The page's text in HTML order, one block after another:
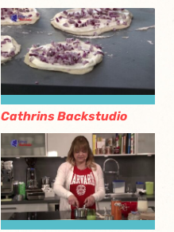
Cathrins Backstudio